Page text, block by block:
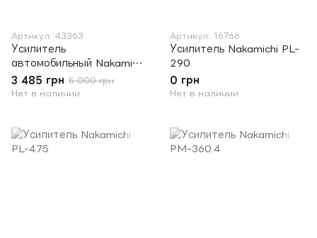
Артикул: 43363
Усилитель
автомобильный Nakamichi
NKMD60.4
3 485 грн 5 000 грн
Нет в наличии
Артикул: 16766
Усилитель Nakamichi PL-
290
0 грн
Нет в наличии